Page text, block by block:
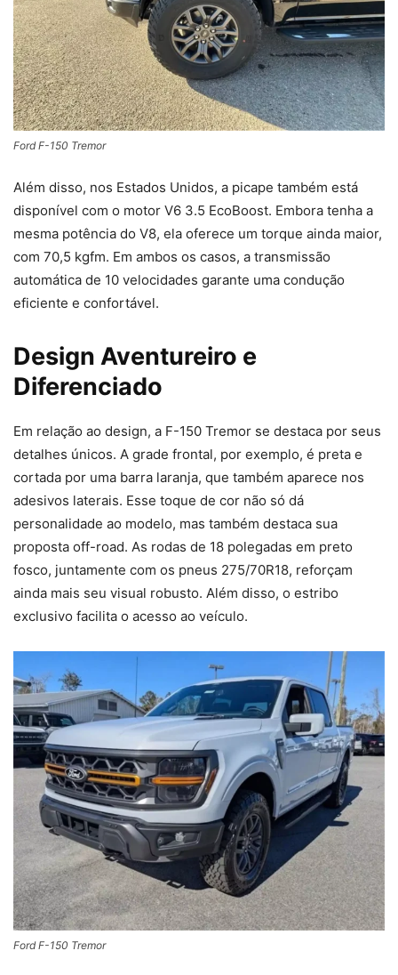
Ford F-150 Tremor
Além disso, nos Estados Unidos, a picape também está
disponível com o motor V6 3.5 EcoBoost. Embora tenha a
mesma potência do V8, ela oferece um torque ainda maior,
com 70,5 kgfm. Em ambos os casos, a transmissão
automática de 10 velocidades garante uma condução
eficiente e confortável.
Design Aventureiro e
Diferenciado
Em relação ao design, a F-150 Tremor se destaca por seus
detalhes únicos. A grade frontal, por exemplo, é preta e
cortada por uma barra laranja, que também aparece nos
adesivos laterais. Esse toque de cor não só dá
personalidade ao modelo, mas também destaca sua
proposta off-road. As rodas de 18 polegadas em preto
fosco, juntamente com os pneus 275/70R18, reforçam
ainda mais seu visual robusto. Além disso, o estribo
exclusivo facilita o acesso ao veículo.
Ford F-150 Tremor